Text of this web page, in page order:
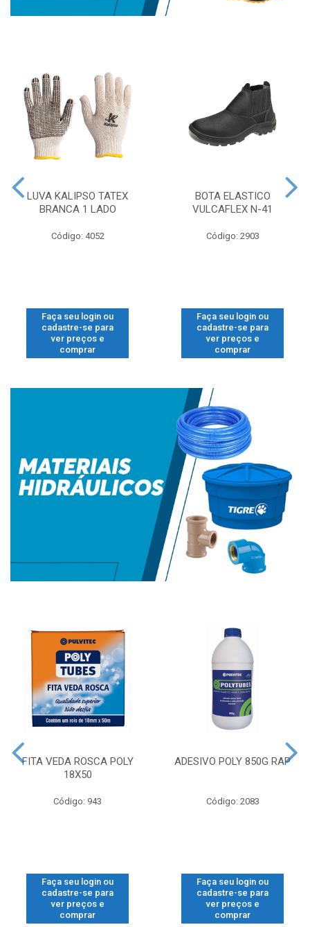
LUVA KALIPSO TATEX
BRANCA 1 LADO
Código: 4052
Faça seu login ou
cadastre-se para
ver preços e
comprar
BOTA ELASTICO
VULCAFLEX N-41
Código: 2903
Faça seu login ou
cadastre-se para
ver preços e
comprar
FITA VEDA ROSCA POLY
18X50
Código: 943
Faça seu login ou
cadastre-se para
ver preços e
comprar
ADESIVO POLY 850G RAP
Código: 2083
Faça seu login ou
cadastre-se para
ver preços e
comprar